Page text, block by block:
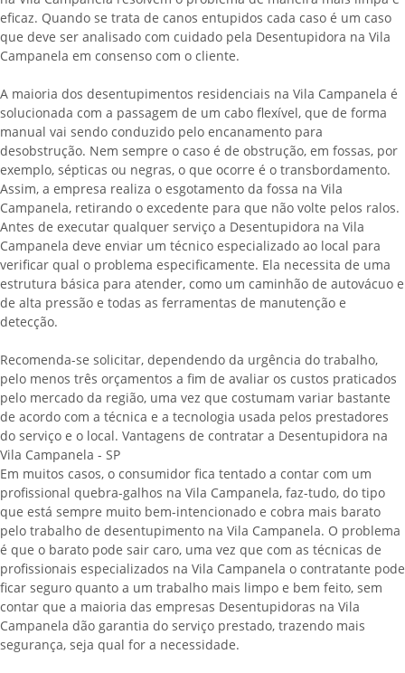
eficaz. Quando se trata de canos entupidos cada caso é um caso
que deve ser analisado com cuidado pela Desentupidora na Vila
Campanela em consenso com o cliente.
A maioria dos desentupimentos residenciais na Vila Campanela é
solucionada com a passagem de um cabo flexível, que de forma
manual vai sendo conduzido pelo encanamento para
desobstrução. Nem sempre o caso é de obstrução, em fossas, por
exemplo, sépticas ou negras, o que ocorre é o transbordamento.
Assim, a empresa realiza o esgotamento da fossa na Vila
Campanela, retirando o excedente para que não volte pelos ralos.
Antes de executar qualquer serviço a Desentupidora na Vila
Campanela deve enviar um técnico especializado ao local para
verificar qual o problema especificamente. Ela necessita de uma
estrutura básica para atender, como um caminhão de autovácuo e
de alta pressão e todas as ferramentas de manutenção e
detecção.
Recomenda-se solicitar, dependendo da urgência do trabalho,
pelo menos três orçamentos a fim de avaliar os custos praticados
pelo mercado da região, uma vez que costumam variar bastante
de acordo com a técnica e a tecnologia usada pelos prestadores
do serviço e o local. Vantagens de contratar a Desentupidora na
Vila Campanela - SP
Em muitos casos, o consumidor fica tentado a contar com um
profissional quebra-galhos na Vila Campanela, faz-tudo, do tipo
que está sempre muito bem-intencionado e cobra mais barato
pelo trabalho de desentupimento na Vila Campanela. O problema
é que o barato pode sair caro, uma vez que com as técnicas de
profissionais especializados na Vila Campanela o contratante pode
ficar seguro quanto a um trabalho mais limpo e bem feito, sem
contar que a maioria das empresas Desentupidoras na Vila
Campanela dão garantia do serviço prestado, trazendo mais
segurança, seja qual for a necessidade.